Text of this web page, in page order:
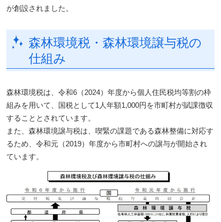
が創設されました。
森林環境税・森林環境譲与税の
仕組み
森林環境税は、令和6（2024）年度から個人住民税均等割の枠
組みを用いて、国税として1人年額1,000円を市町村が賦課徴収
することとされています。
また、森林環境譲与税は、喫緊の課題である森林整備に対応す
るため、令和元（2019）年度から市町村への譲与が開始され
ています。